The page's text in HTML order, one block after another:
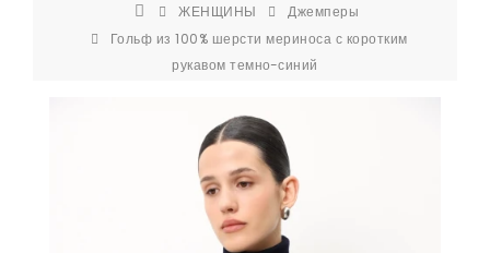
ЖЕНЩИНЫ
Джемперы
Гольф из 100% шерсти мериноса с коротким
рукавом темно-синий